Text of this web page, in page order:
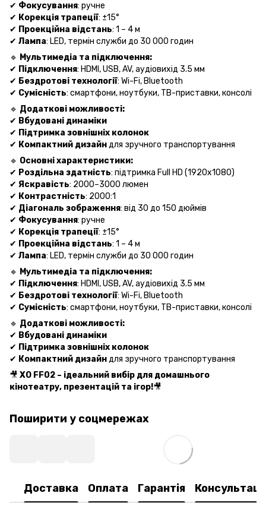
✔ Фокусування: ручне
✔ Корекція трапеції: ±15°
✔ Проекційна відстань: 1 – 4 м
✔ Лампа: LED, термін служби до 30 000 годин
🔹 Мультимедіа та підключення:
✔ Підключення: HDMI, USB, AV, аудіовихід 3.5 мм
✔ Бездротові технології: Wi-Fi, Bluetooth
✔ Сумісність: смартфони, ноутбуки, ТВ-приставки, консолі
🔹 Додаткові можливості:
✔ Вбудовані динаміки
✔ Підтримка зовнішніх колонок
✔ Компактний дизайндля зручного транспортування
🔹 Основні характеристики:
✔ Роздільна здатність: підтримка Full HD (1920x1080)
✔ Яскравість: 2000–3000 люмен
✔ Контрастність: 2000:1
✔ Діагональ зображення: від 30 до 150 дюймів
✔ Фокусування: ручне
✔ Корекція трапеції: ±15°
✔ Проекційна відстань: 1 – 4 м
✔ Лампа: LED, термін служби до 30 000 годин
🔹 Мультимедіа та підключення:
✔ Підключення: HDMI, USB, AV, аудіовихід 3.5 мм
✔ Бездротові технології: Wi-Fi, Bluetooth
✔ Сумісність: смартфони, ноутбуки, ТВ-приставки, консолі
🔹 Додаткові можливості:
✔ Вбудовані динаміки
✔ Підтримка зовнішніх колонок
✔ Компактний дизайндля зручного транспортування
🎥 XO FF02 – ідеальний вибір для домашнього
кінотеатру, презентацій та ігор!🎥
Поширити у соцмережах
Доставка Оплата Гарантія